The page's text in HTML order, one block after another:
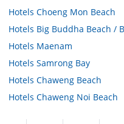
Hotels Choeng Mon Beach
Hotels Big Buddha Beach /
Hotels Maenam
Hotels Samrong Bay
Hotels Chaweng Beach
Hotels Chaweng Noi Beach